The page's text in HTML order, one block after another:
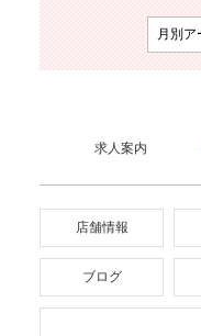
求人案内
店舗情報
ブログ